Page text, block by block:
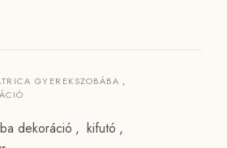
GYEREKSZOBÁBA ,
dekoráció , kifutó ,